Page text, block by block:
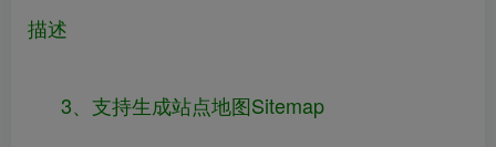
描述
3、支持生成站点地图Sitemap